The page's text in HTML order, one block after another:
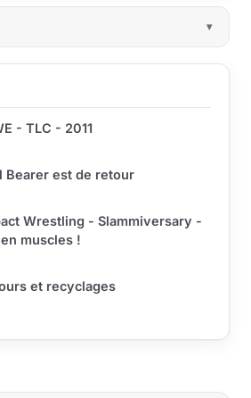
- TLC - 2011
Bearer est de retour
Wrestling - Slammiversary -
muscles !
et recyclages